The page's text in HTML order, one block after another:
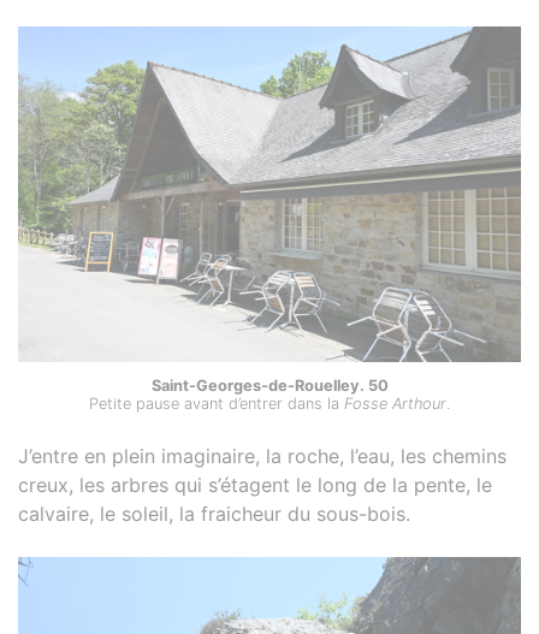
Saint-Georges-de-Rouelley. 50
Petite pause avant d’entrer dans la Fosse Arthour.
J’entre en plein imaginaire, la roche, l’eau, les chemins
creux, les arbres qui s’étagent le long de la pente, le
calvaire, le soleil, la fraicheur du sous-bois.